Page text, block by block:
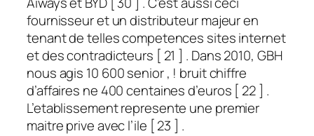
fournisseur et un distributeur majeur en
tenant de telles competences sites internet
et des contradicteurs [ 21 ] . Dans 2010, GBH
nous agis 10 600 senior , ! bruit chiffre
d’affaires ne 400 centaines d’euros [ 22 ] .
L’etablissement represente une premier
maitre prive avec l’ile [ 23 ] .